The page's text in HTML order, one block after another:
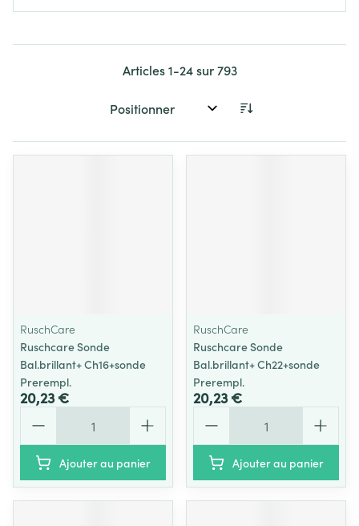
Articles1-24sur793
Trier par:
RuschCare
Ruschcare Sonde
Bal.brillant+ Ch16+sonde
Prerempl.
20,23 €
Ajouter au panier
RuschCare
Ruschcare Sonde
Bal.brillant+ Ch22+sonde
Prerempl.
20,23 €
Ajouter au panier